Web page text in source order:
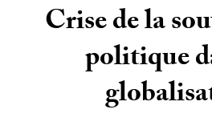
Crise de la
politique